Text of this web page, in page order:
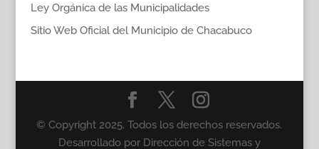
Ley Orgánica de las Municipalidades
Sitio Web Oficial del Municipio de Chacabuco
© Copyright 2025. Todos los derechos reservados.
Desarrollado por Dirección de Sistemas y